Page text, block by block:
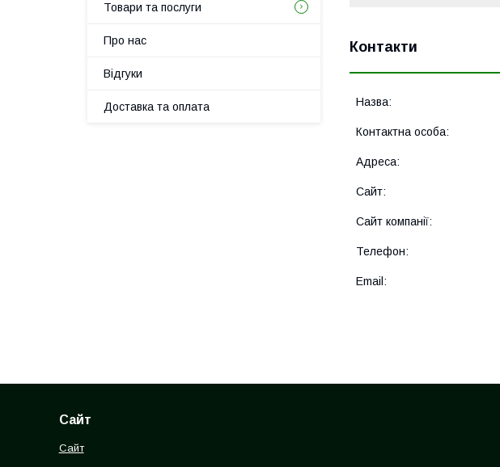
Контакти
Товари та послуги
Про нас
Відгуки
Доставка та оплата
Сайт
Сайт